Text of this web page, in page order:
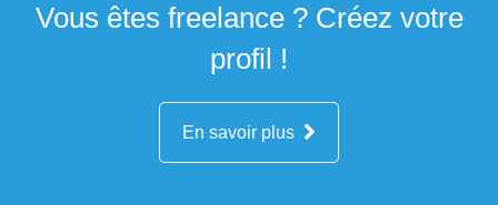
Vous êtes freelance ? Créez votre
profil !
En savoir plus